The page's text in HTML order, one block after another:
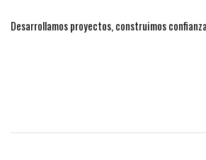
Desarrollamos proyectos, construimos